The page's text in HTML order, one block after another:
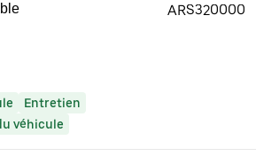
ARS320000
Entretien
véhicule